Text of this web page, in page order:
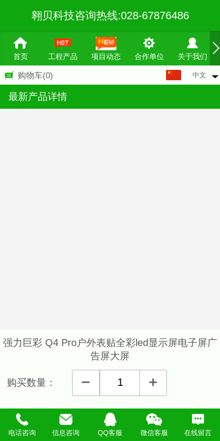
翱贝科技咨询热线:028-67876486
首页 工程产品 项目动态 合作单位 关于我们
购物车(0) 中文
最新产品详情
强力巨彩 Q4 Pro户外表贴全彩led显示屏电子屏广
告屏大屏
购买数量：
详细说明
电话咨询 信息咨询 QQ客服 微信客服 在线留言